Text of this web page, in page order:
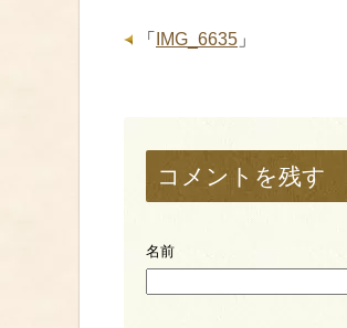
「 IMG_6635 」
コメントを残す
名前